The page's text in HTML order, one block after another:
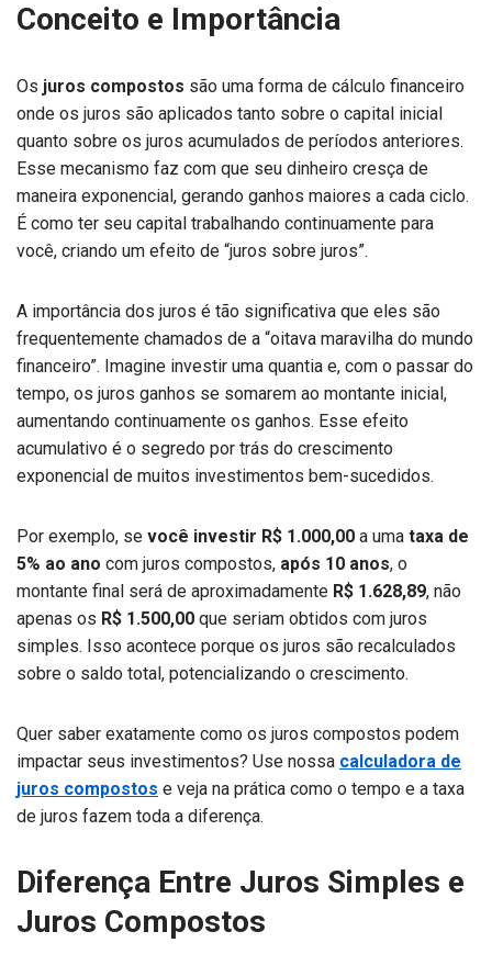
Conceito e Importância
Os juros compostos são uma forma de cálculo financeiro
onde os juros são aplicados tanto sobre o capital inicial
quanto sobre os juros acumulados de períodos anteriores.
Esse mecanismo faz com que seu dinheiro cresça de
maneira exponencial, gerando ganhos maiores a cada ciclo.
É como ter seu capital trabalhando continuamente para
você, criando um efeito de “juros sobre juros”.
A importância dos juros é tão significativa que eles são
frequentemente chamados de a “oitava maravilha do mundo
financeiro”. Imagine investir uma quantia e, com o passar do
tempo, os juros ganhos se somarem ao montante inicial,
aumentando continuamente os ganhos. Esse efeito
acumulativo é o segredo por trás do crescimento
exponencial de muitos investimentos bem-sucedidos.
Por exemplo, se você investir R$ 1.000,00 a uma taxa de
5% ao ano com juros compostos, após 10 anos, o
montante final será de aproximadamente R$ 1.628,89, não
apenas os R$ 1.500,00 que seriam obtidos com juros
simples. Isso acontece porque os juros são recalculados
sobre o saldo total, potencializando o crescimento.
Quer saber exatamente como os juros compostos podem
impactar seus investimentos? Use nossa calculadora de
juros compostos e veja na prática como o tempo e a taxa
de juros fazem toda a diferença.
Diferença Entre Juros Simples e
Juros Compostos